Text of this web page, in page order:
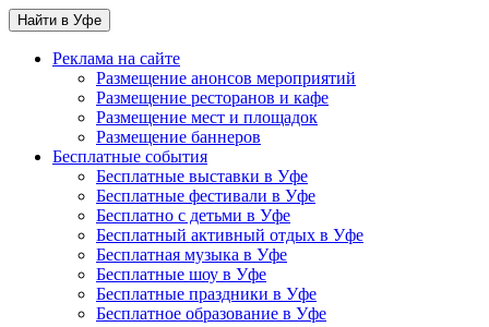
Найти в Уфе
Реклама на сайте
Размещение анонсов мероприятий
Размещение ресторанов и кафе
Размещение мест и площадок
Размещение баннеров
Бесплатные события
Бесплатные выставки в Уфе
Бесплатные фестивали в Уфе
Бесплатно с детьми в Уфе
Бесплатный активный отдых в Уфе
Бесплатная музыка в Уфе
Бесплатные шоу в Уфе
Бесплатные праздники в Уфе
Бесплатное образование в Уфе